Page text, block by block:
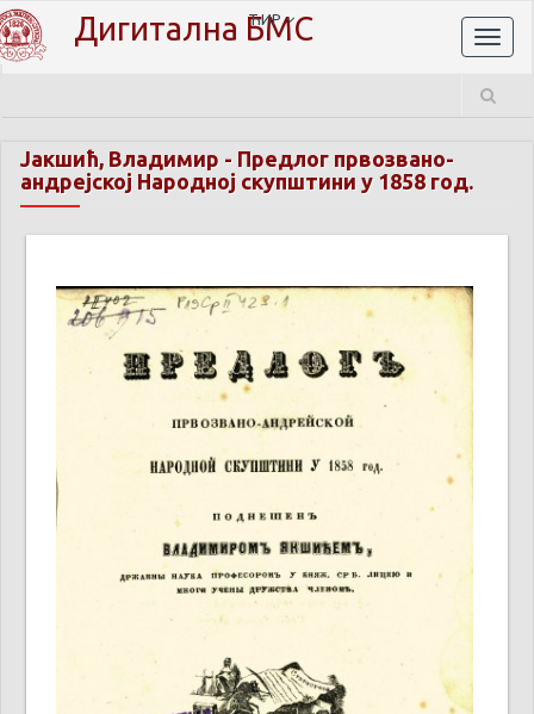
Дигитална БМС
ЋИР
Јакшић, Владимир - Предлог првозвано-
андрејској Народној скупштини у 1858 год.